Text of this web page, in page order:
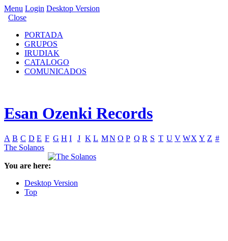
Menu Login Desktop Version
Close
PORTADA
GRUPOS
IRUDIAK
CATALOGO
COMUNICADOS
Esan Ozenki Records
A B C D E F G H I J K L MN O P Q R S T U V WX Y Z #
The Solanos
You are here:
Desktop Version
Top